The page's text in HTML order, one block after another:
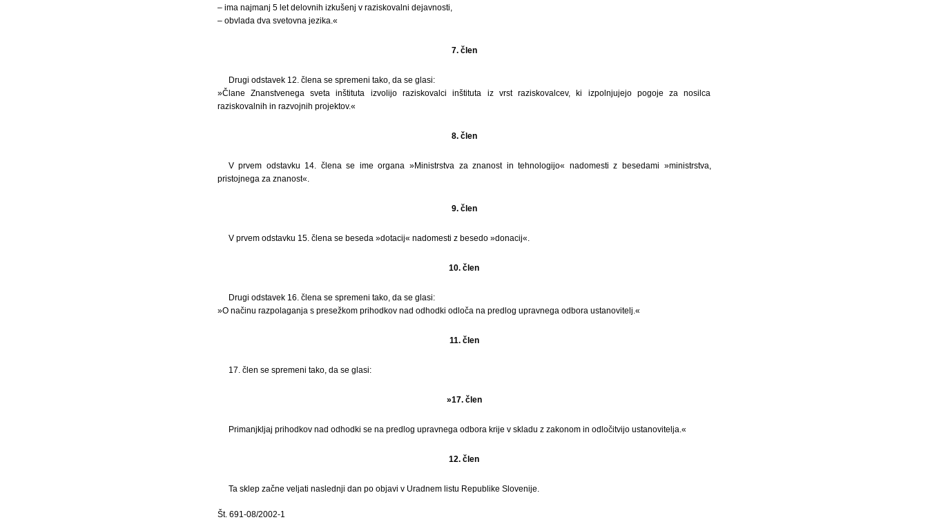
– ima najmanj 5 let delovnih izkušenj v raziskovalni dejavnosti,
– obvlada dva svetovna jezika.«
7. člen
Drugi odstavek 12. člena se spremeni tako, da se glasi:
»Člane Znanstvenega sveta inštituta izvolijo raziskovalci inštituta iz vrst raziskovalcev, ki izpolnjujejo pogoje za nosilca
raziskovalnih in razvojnih projektov.«
8. člen
V prvem odstavku 14. člena se ime organa »Ministrstva za znanost in tehnologijo« nadomesti z besedami »ministrstva,
pristojnega za znanost«.
9. člen
V prvem odstavku 15. člena se beseda »dotacij« nadomesti z besedo »donacij«.
10. člen
Drugi odstavek 16. člena se spremeni tako, da se glasi:
»O načinu razpolaganja s presežkom prihodkov nad odhodki odloča na predlog upravnega odbora ustanovitelj.«
11. člen
17. člen se spremeni tako, da se glasi:
»17. člen
Primanjkljaj prihodkov nad odhodki se na predlog upravnega odbora krije v skladu z zakonom in odločitvijo ustanovitelja.«
12. člen
Ta sklep začne veljati naslednji dan po objavi v Uradnem listu Republike Slovenije.
Št. 691-08/2002-1